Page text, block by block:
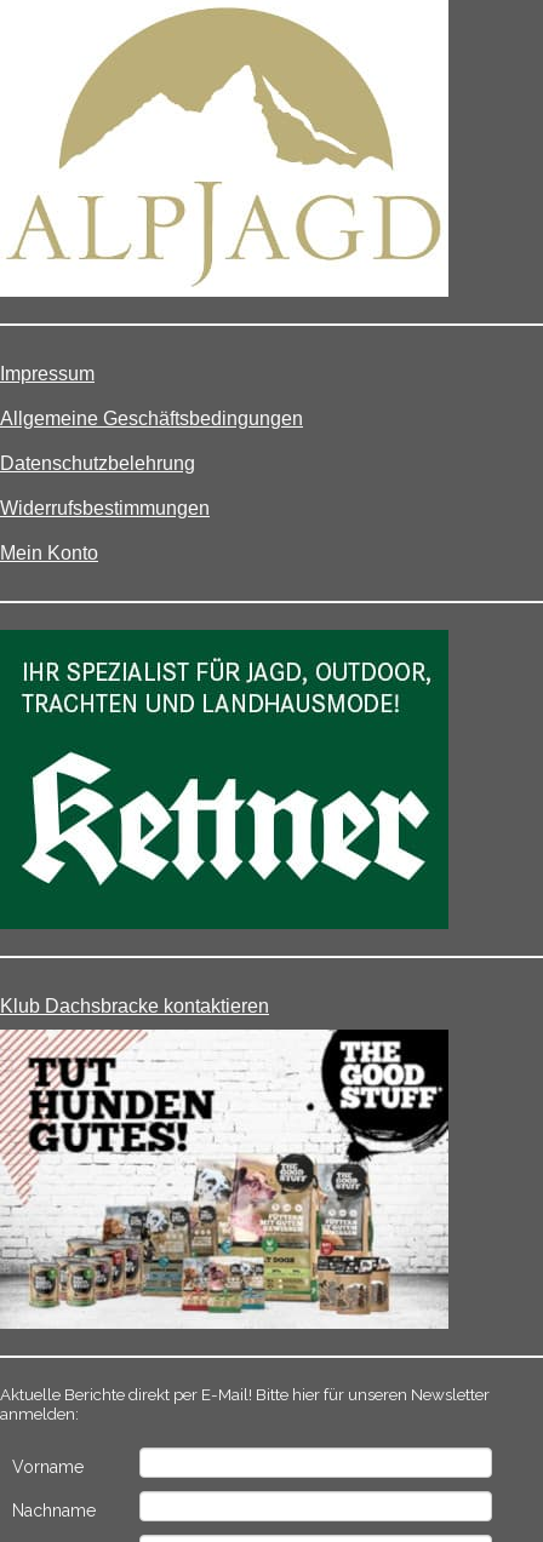
Impressum
Allgemeine Geschäftsbedingungen
Datenschutzbelehrung
Widerrufsbestimmungen
Mein Konto
Klub Dachsbracke kontaktieren
Aktuelle Berichte direkt per E-Mail! Bitte hier für unseren Newsletter
anmelden:
Vorname
Nachname